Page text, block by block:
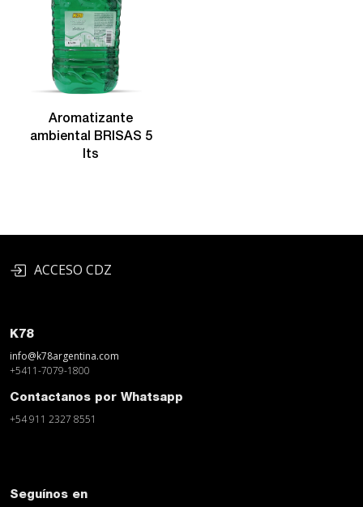
Aromatizante
ambiental BRISAS 5
lts
ACCESO CDZ
K78
info@k78argentina.com
+5411-7079-1800
Contactanos por Whatsapp
+54 911 2327 8551
Seguínos en